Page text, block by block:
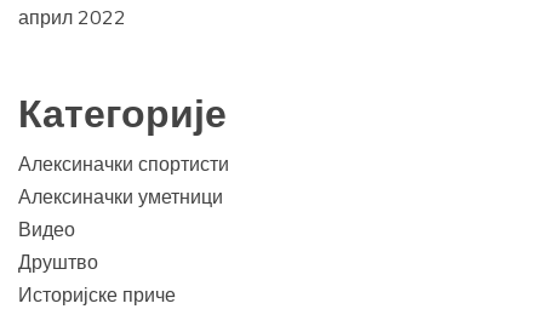
април 2022
Категорије
Алексиначки спортисти
Алексиначки уметници
Видео
Друштво
Историјске приче